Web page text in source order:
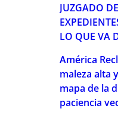
JUZGADO
LO QUE VA
América
maleza alta
mapa de la
paciencia